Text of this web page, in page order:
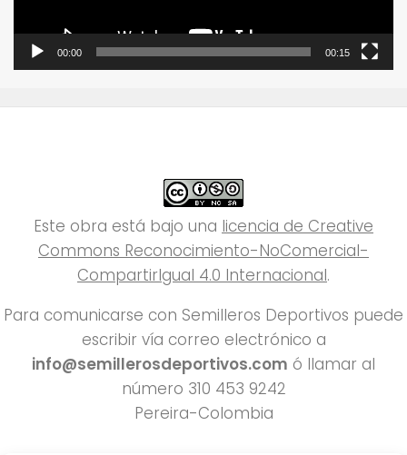
00:00 00:15
Este obra está bajo una licencia de Creative
Commons Reconocimiento-NoComercial-
CompartirIgual 4.0 Internacional.
Para comunicarse con Semilleros Deportivos puede
escribir vía correo electrónico a
info@semillerosdeportivos.com ó llamar al
número 310 453 9242
Pereira-Colombia